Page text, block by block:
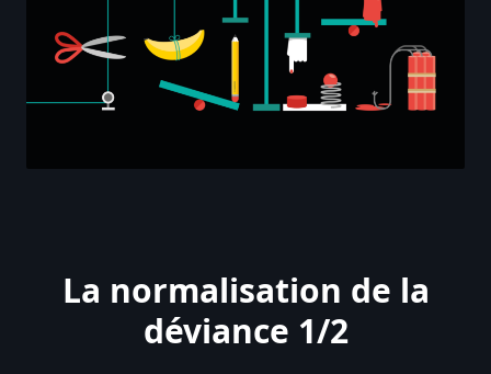
La normalisation de la
déviance 1/2